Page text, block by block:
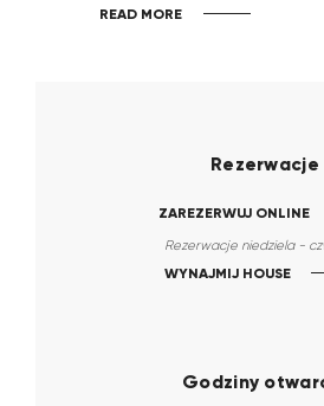
READ MORE
Rezerwacje
ZAREZERWUJ ONLINE
Rezerwacje niedziela -
WYNAJMIJ HOUSE
Godziny